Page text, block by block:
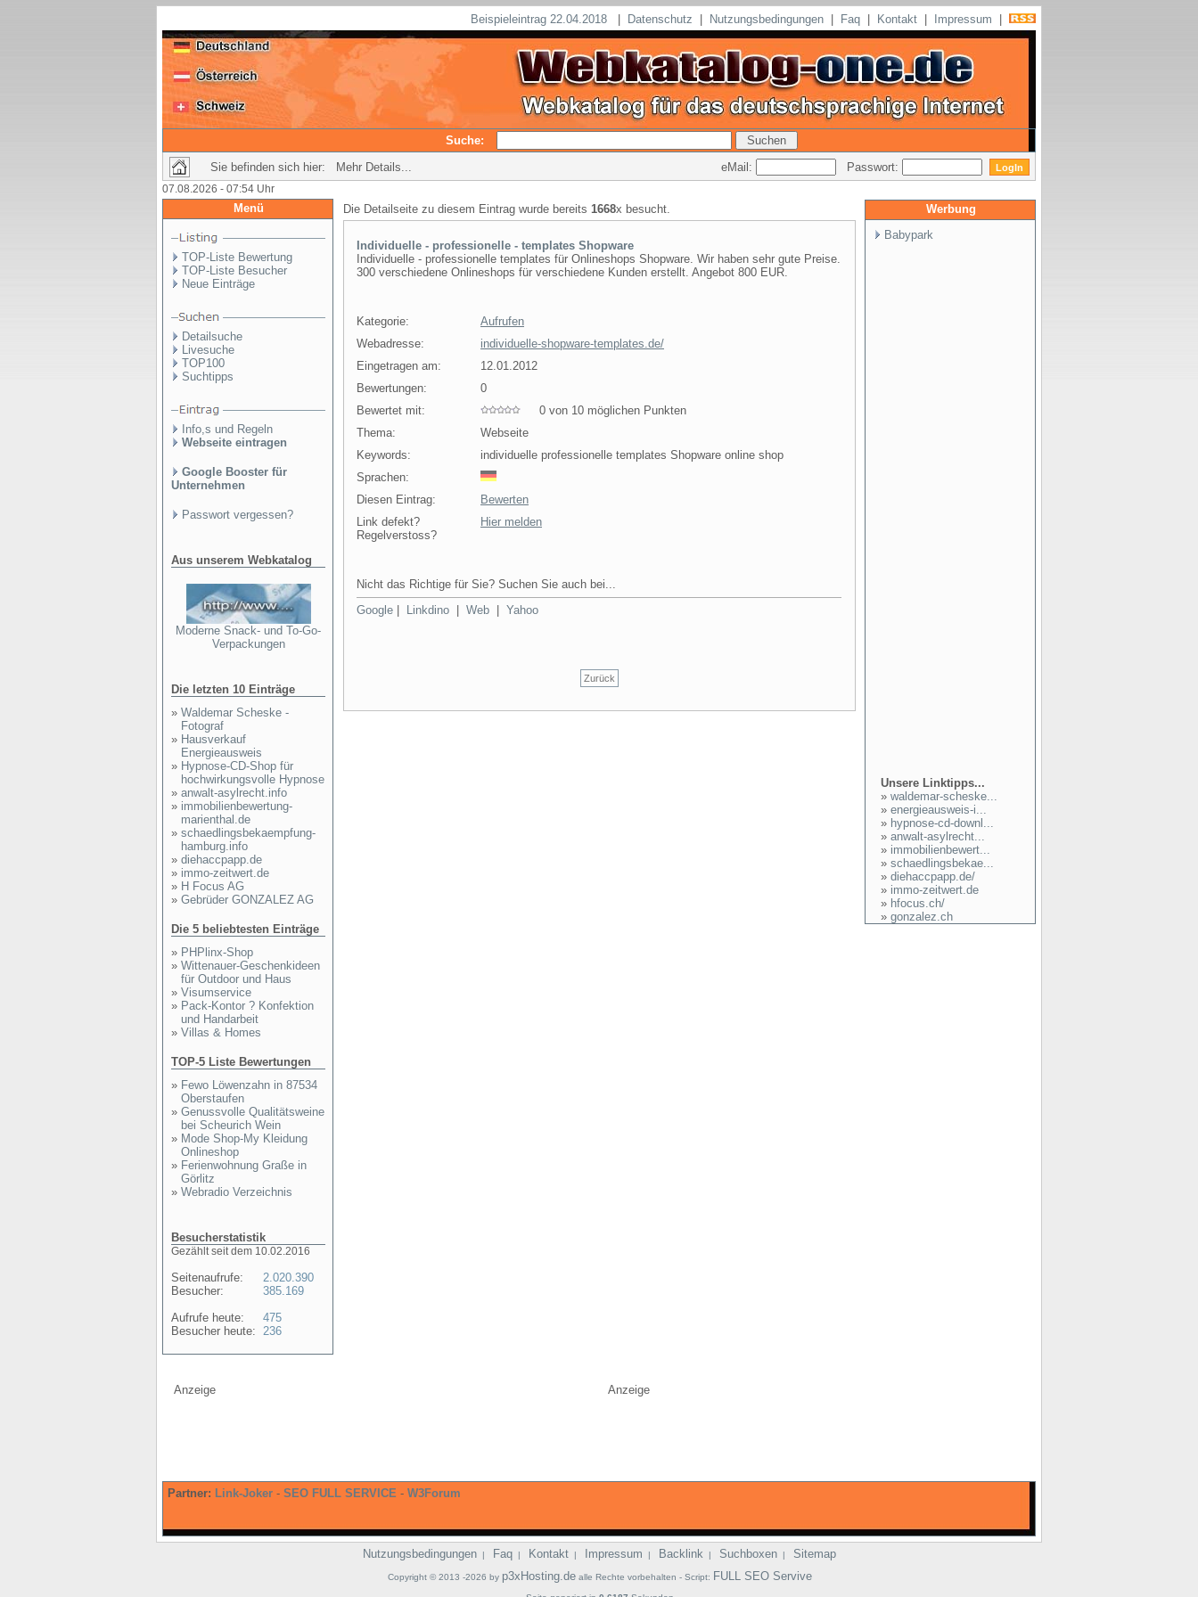
Beispieleintrag 22.04.2018 Datenschutz Nutzungsbedingungen Faq Kontakt Impressum
Suche:
Sie befinden sich hier: Mehr Details...
eMail: Passwort:
07.08.2026 - 07:54 Uhr
Menü
TOP-Liste Bewertung
TOP-Liste Besucher
Neue Einträge
Detailsuche
Livesuche
TOP100
Suchtipps
Info,s und Regeln
Webseite eintragen
Google Booster für
Unternehmen
Passwort vergessen?
Aus unserem Webkatalog
Moderne Snack- und To-Go-
Verpackungen
Die letzten 10 Einträge
» Waldemar Scheske -
Fotograf
» Hausverkauf
Energieausweis
» Hypnose-CD-Shop für
hochwirkungsvolle Hypnose
» anwalt-asylrecht.info
» immobilienbewertung-
marienthal.de
» schaedlingsbekaempfung-
hamburg.info
» diehaccpapp.de
» immo-zeitwert.de
» H Focus AG
» Gebrüder GONZALEZ AG
Die 5 beliebtesten Einträge
» PHPlinx-Shop
» Wittenauer-Geschenkideen
für Outdoor und Haus
» Visumservice
» Pack-Kontor ? Konfektion
und Handarbeit
» Villas & Homes
TOP-5 Liste Bewertungen
» Fewo Löwenzahn in 87534
Oberstaufen
» Genussvolle Qualitätsweine
bei Scheurich Wein
» Mode Shop-My Kleidung
Onlineshop
» Ferienwohnung Graße in
Görlitz
» Webradio Verzeichnis
Besucherstatistik
Gezählt seit dem 10.02.2016
Seitenaufrufe:
Besucher:
Aufrufe heute:
Besucher heute:
2.020.390
385.169
475
236
Die Detailseite zu diesem Eintrag wurde bereits 1668x besucht.
Individuelle - professionelle - templates Shopware
Individuelle - professionelle templates für Onlineshops Shopware. Wir haben sehr gute Preise.
300 verschiedene Onlineshops für verschiedene Kunden erstellt. Angebot 800 EUR.
Kategorie:
Aufrufen
Webadresse:
individuelle-shopware-templates.de/
Eingetragen am:
12.01.2012
Bewertungen:
0
Bewertet mit:
0 von 10 möglichen Punkten
Thema:
Webseite
Keywords:
individuelle professionelle templates Shopware online shop
Sprachen:
Diesen Eintrag:
Bewerten
Link defekt?
Regelverstoss?
Hier melden
Nicht das Richtige für Sie? Suchen Sie auch bei...
Google
Linkdino Web Yahoo
Zurück
Werbung
Babypark
Unsere Linktipps...
» waldemar-scheske...
» energieausweis-i...
» hypnose-cd-downl...
» anwalt-asylrecht...
» immobilienbewert...
» schaedlingsbekae...
» diehaccpapp.de/
» immo-zeitwert.de
» hfocus.ch/
» gonzalez.ch
Anzeige Anzeige
Partner: Link-Joker - SEO FULL SERVICE - W3Forum
Nutzungsbedingungen | Faq | Kontakt | Impressum | Backlink | Suchboxen | Sitemap
Copyright © 2013 -2026 by p3xHosting.dealle Rechte vorbehalten - Script: FULL SEO Servive